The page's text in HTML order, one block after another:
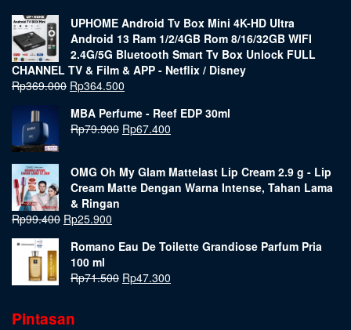
UPHOME Android Tv Box Mini 4K-HD Ultra
Android 13 Ram 1/2/4GB Rom 8/16/32GB WIFI
2.4G/5G Bluetooth Smart Tv Box Unlock FULL
CHANNEL TV & Film & APP - Netflix / Disney
Rp369.000 Rp364.500
MBA Perfume - Reef EDP 30ml
Rp79.900 Rp67.400
OMG Oh My Glam Mattelast Lip Cream 2.9 g - Lip
Cream Matte Dengan Warna Intense, Tahan Lama
& Ringan
Rp99.400 Rp25.900
Romano Eau De Toilette Grandiose Parfum Pria
100 ml
Rp71.500 Rp47.300
Pintasan